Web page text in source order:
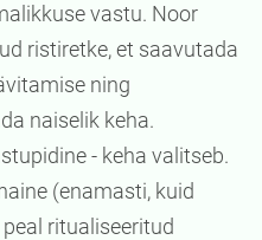
vastu. Noor
ristiretke, et saavutada
ning
naiselik keha.
- keha valitseb.
(enamasti, kuid
ritualiseeritud